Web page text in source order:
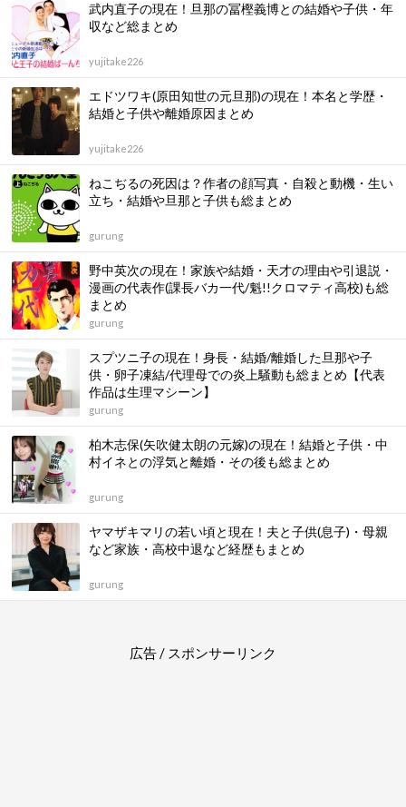
武内直子の現在！旦那の冨樫義博との結婚や子供・年
収など総まとめ
yujitake226
エドツワキ(原田知世の元旦那)の現在！本名と学歴・
結婚と子供や離婚原因まとめ
yujitake226
ねこぢるの死因は？作者の顔写真・自殺と動機・生い
立ち・結婚や旦那と子供も総まとめ
gurung
野中英次の現在！家族や結婚・天才の理由や引退説・
漫画の代表作(課長バカ一代/魁!!クロマティ高校)も総
まとめ
gurung
スプツニ子の現在！身長・結婚/離婚した旦那や子
供・卵子凍結/代理母での炎上騒動も総まとめ【代表
作品は生理マシーン】
gurung
柏木志保(矢吹健太朗の元嫁)の現在！結婚と子供・中
村イネとの浮気と離婚・その後も総まとめ
gurung
ヤマザキマリの若い頃と現在！夫と子供(息子)・母親
など家族・高校中退など経歴もまとめ
gurung
広告 / スポンサーリンク